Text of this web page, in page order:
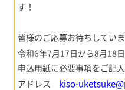
す！
皆様のご応募お待ちしてい
令和6年7月17日から8月18
申込用紙に必要事項をご記
アドレス kiso-